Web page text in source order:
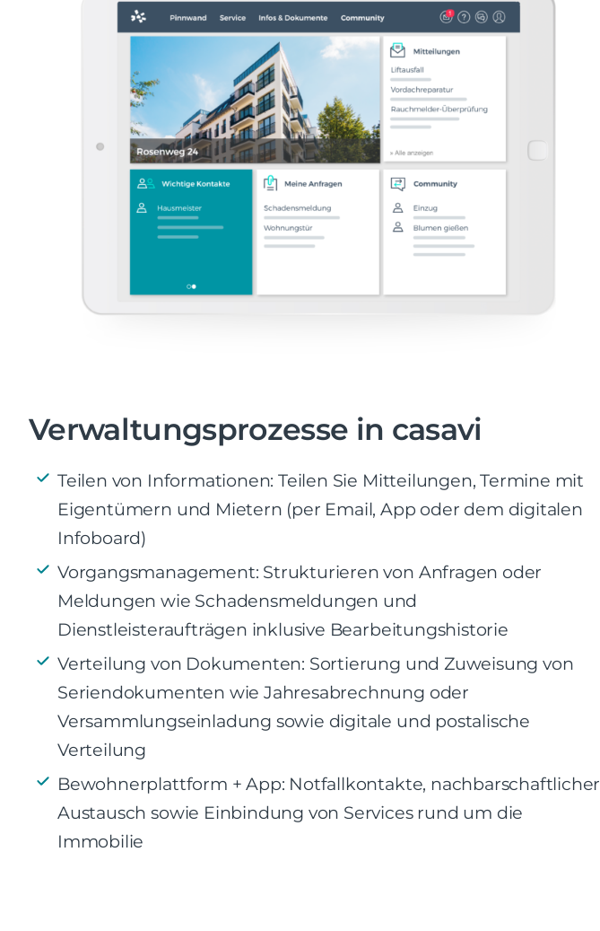
Verwaltungsprozesse in casavi
Teilen von Informationen: Teilen Sie Mitteilungen, Termine mit
Eigentümern und Mietern (per Email, App oder dem digitalen
Infoboard)
Vorgangsmanagement: Strukturieren von Anfragen oder
Meldungen wie Schadensmeldungen und
Dienstleisteraufträgen inklusive Bearbeitungshistorie
Verteilung von Dokumenten: Sortierung und Zuweisung von
Seriendokumenten wie Jahresabrechnung oder
Versammlungseinladung sowie digitale und postalische
Verteilung
Bewohnerplattform + App: Notfallkontakte, nachbarschaftlicher
Austausch sowie Einbindung von Services rund um die
Immobilie